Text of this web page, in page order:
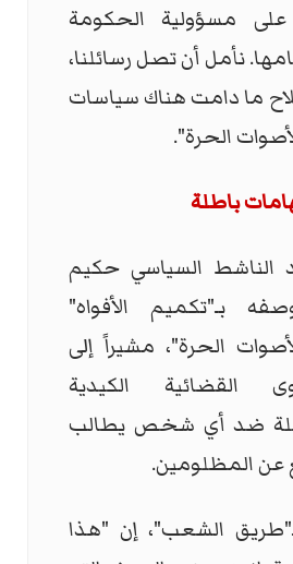
مسؤولية الحكومة
نأمل أن تصل رسائلنا،
ما دامت هناك سياسات
الحرة".
باطلة
الناشط السياسي حكيم
بـ"تكميم الأفواه"
الحرة"، مشيراً إلى
القضائية الكيدية
ضد أي شخص يطالب
عن المظلومين.
الشعب"، إن "هذا